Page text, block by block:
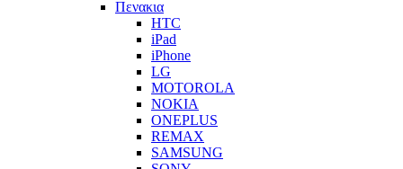
Πενακια
HTC
iPad
iPhone
LG
MOTOROLA
NOKIA
ONEPLUS
REMAX
SAMSUNG